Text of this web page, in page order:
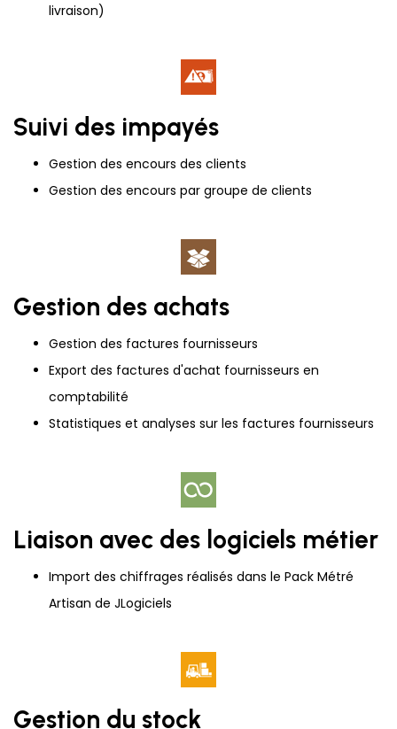
livraison)
Suivi des impayés
Gestion des encours des clients
Gestion des encours par groupe de clients
Gestion des achats
Gestion des factures fournisseurs
Export des factures d'achat fournisseurs en
comptabilité
Statistiques et analyses sur les factures fournisseurs
Liaison avec des logiciels métier
Import des chiffrages réalisés dans le Pack Métré
Artisan de JLogiciels
Gestion du stock